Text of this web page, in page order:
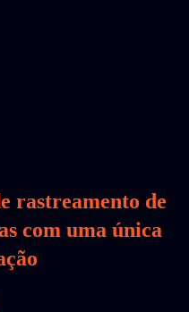
rastreamento de
com uma única